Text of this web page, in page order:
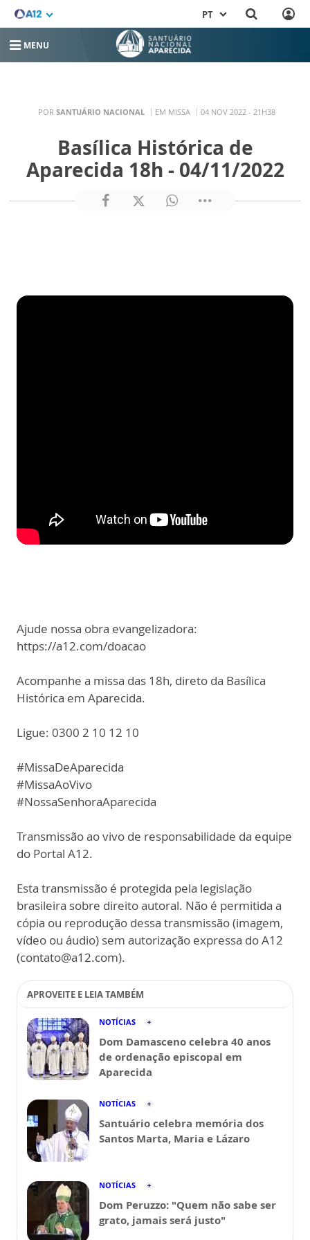
PT
MENU
POR SANTUÁRIO NACIONAL EM MISSA 04 NOV 2022 - 21H38
Basílica Histórica de
Aparecida 18h - 04/11/2022
Ajude nossa obra evangelizadora:
https://a12.com/doacao
Acompanhe a missa das 18h, direto da Basílica
Histórica em Aparecida.
Ligue: 0300 2 10 12 10
#MissaDeAparecida
#MissaAoVivo
#NossaSenhoraAparecida
Transmissão ao vivo de responsabilidade da equipe
do Portal A12.
Esta transmissão é protegida pela legislação
brasileira sobre direito autoral. Não é permitida a
cópia ou reprodução dessa transmissão (imagem,
vídeo ou áudio) sem autorização expressa do A12
(contato@a12.com).
APROVEITE E LEIA TAMBÉM
NOTÍCIAS
Dom Damasceno celebra 40 anos
de ordenação episcopal em
Aparecida
NOTÍCIAS
Santuário celebra memória dos
Santos Marta, Maria e Lázaro
NOTÍCIAS
Dom Peruzzo: "Quem não sabe ser
grato, jamais será justo"